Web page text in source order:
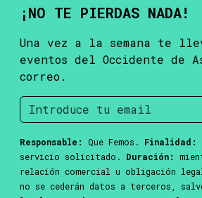
¡NO TE PIERDAS NADA!
Una vez a la semana te
eventos del Occidente de
correo.
Responsable: Que Femos. Finalidad:
servicio solicitado. Duración:
relación comercial u obligación
no se cederán datos a terceros,